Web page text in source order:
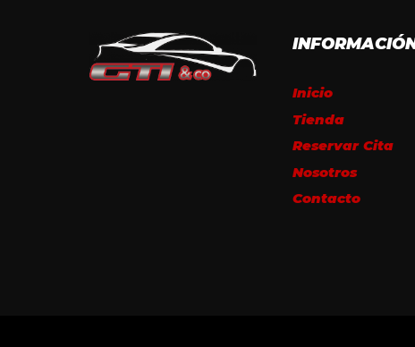
Inicio
Tienda
Reservar Cita
Nosotros
Contacto